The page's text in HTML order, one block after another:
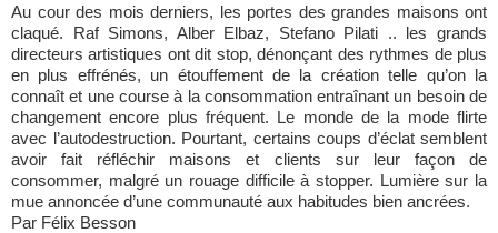
Au cour des mois derniers, les portes des grandes maisons ont
claqué. Raf Simons, Alber Elbaz, Stefano Pilati .. les grands
directeurs artistiques ont dit stop, dénonçant des rythmes de plus
en plus effrénés, un étouffement de la création telle qu’on la
connaît et une course à la consommation entraînant un besoin de
changement encore plus fréquent. Le monde de la mode flirte
avec l’autodestruction. Pourtant, certains coups d’éclat semblent
avoir fait réfléchir maisons et clients sur leur façon de
consommer, malgré un rouage difficile à stopper. Lumière sur la
mue annoncée d’une communauté aux habitudes bien ancrées.
Par Félix Besson